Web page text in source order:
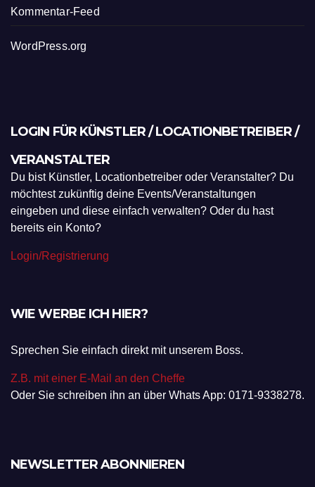
Kommentar-Feed
WordPress.org
LOGIN FÜR KÜNSTLER / LOCATIONBETREIBER /
VERANSTALTER
Du bist Künstler, Locationbetreiber oder Veranstalter? Du
möchtest zukünftig deine Events/Veranstaltungen
eingeben und diese einfach verwalten? Oder du hast
bereits ein Konto?
Login/Registrierung
WIE WERBE ICH HIER?
Sprechen Sie einfach direkt mit unserem Boss.
Z.B. mit einer E-Mail an den Cheffe
Oder Sie schreiben ihn an über Whats App: 0171-9338278.
NEWSLETTER ABONNIEREN